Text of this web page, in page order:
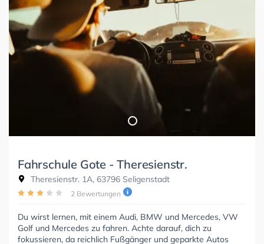
Fahrschule Gote - Theresienstr.
Theresienstr. 1A, 63796 Seligenstadt
2 Bewertungen
Du wirst lernen, mit einem Audi, BMW und Mercedes, VW
Golf und Mercedes zu fahren. Achte darauf, dich zu
fokussieren, da reichlich Fußgänger und geparkte Autos